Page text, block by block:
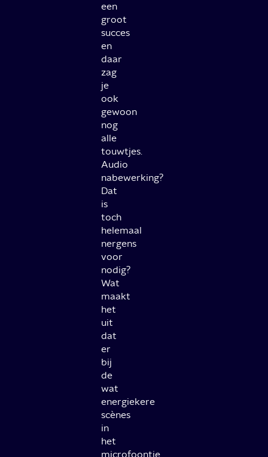
een
groot
succes
en
daar
zag
je
ook
gewoon
nog
alle
touwtjes.
Audio
nabewerking?
Dat
is
toch
helemaal
nergens
voor
nodig?
Wat
maakt
het
uit
dat
er
bij
de
wat
energiekere
scènes
in
het
microfoontje